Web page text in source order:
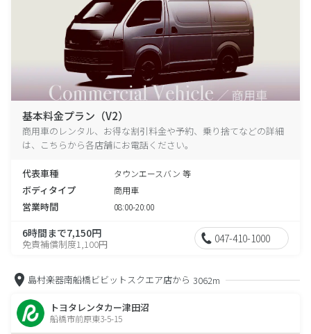
基本料金プラン（V2）
商用車のレンタル、お得な割引料金や予約、乗り捨てなどの詳細
は、こちらから各店舗にお電話ください。
代表車種 タウンエースバン 等
ボディタイプ 商用車
営業時間 08:00-20:00
6時間まで7,150円
免責補償制度1,100円 047-410-1000
島村楽器南船橋ビビットスクエア店から 3062m
トヨタレンタカー津田沼
船橋市前原東3-5-15